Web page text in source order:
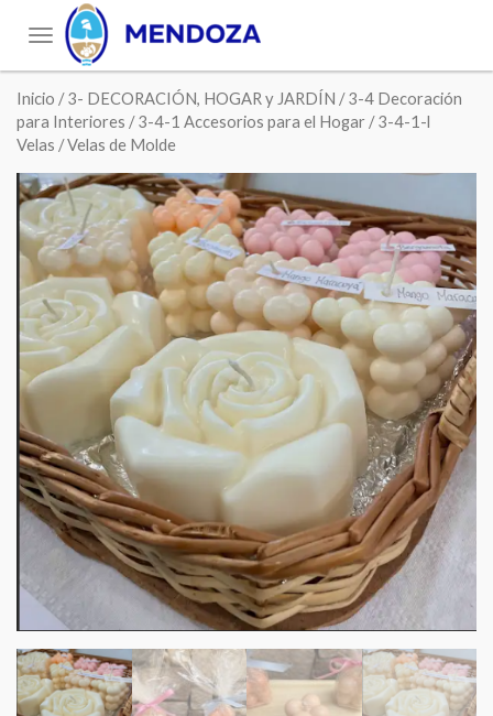
Toggle
navigation
Inicio /3- DECORACIÓN, HOGAR y JARDÍN /3-4 Decoración
para Interiores /3-4-1 Accesorios para el Hogar /3-4-1-l
Velas / Velas de Molde